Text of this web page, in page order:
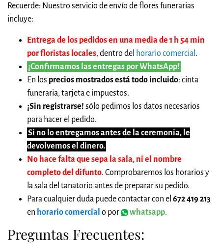
Recuerde: Nuestro servicio de envío de flores funerarias
incluye:
Entrega de los pedidos en una media de 1 h 54 min
por floristas locales, dentro del horario comercial .
¡Confirmamos las entregas por WhatsApp!
En los precios mostrados está todo incluido: cinta
funeraria, tarjeta e impuestos.
¡Sin registrarse! sólo pedimos los datos necesarios
para hacer el pedido.
Si no lo entregamos antes de la ceremonia, le
devolvemos el dinero.
No hace falta que sepa la sala, ni el nombre
completo del difunto. Comprobaremos los horarios y
la sala del tanatorio antes de preparar su pedido.
Para cualquier duda puede contactar con el 672 419 213
en horario comercial o por whatsapp.
Preguntas Frecuentes: